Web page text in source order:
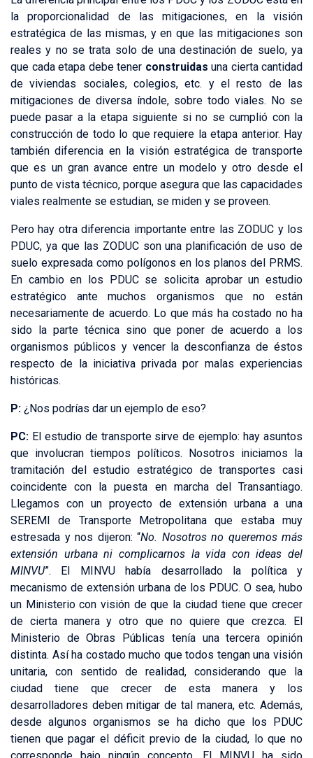
la proporcionalidad de las mitigaciones, en la visión
estratégica de las mismas, y en que las mitigaciones son
reales y no se trata solo de una destinación de suelo, ya
que cada etapa debe tener construidas una cierta cantidad
de viviendas sociales, colegios, etc. y el resto de las
mitigaciones de diversa índole, sobre todo viales. No se
puede pasar a la etapa siguiente si no se cumplió con la
construcción de todo lo que requiere la etapa anterior. Hay
también diferencia en la visión estratégica de transporte
que es un gran avance entre un modelo y otro desde el
punto de vista técnico, porque asegura que las capacidades
viales realmente se estudian, se miden y se proveen.
Pero hay otra diferencia importante entre las ZODUC y los
PDUC, ya que las ZODUC son una planificación de uso de
suelo expresada como polígonos en los planos del PRMS.
En cambio en los PDUC se solicita aprobar un estudio
estratégico ante muchos organismos que no están
necesariamente de acuerdo. Lo que más ha costado no ha
sido la parte técnica sino que poner de acuerdo a los
organismos públicos y vencer la desconfianza de éstos
respecto de la iniciativa privada por malas experiencias
históricas.
P: ¿Nos podrías dar un ejemplo de eso?
PC: El estudio de transporte sirve de ejemplo: hay asuntos
que involucran tiempos políticos. Nosotros iniciamos la
tramitación del estudio estratégico de transportes casi
coincidente con la puesta en marcha del Transantiago.
Llegamos con un proyecto de extensión urbana a una
SEREMI de Transporte Metropolitana que estaba muy
estresada y nos dijeron: “No. Nosotros no queremos más
extensión urbana ni complicarnos la vida con ideas del
MINVU”. El MINVU había desarrollado la política y
mecanismo de extensión urbana de los PDUC. O sea, hubo
un Ministerio con visión de que la ciudad tiene que crecer
de cierta manera y otro que no quiere que crezca. El
Ministerio de Obras Públicas tenía una tercera opinión
distinta. Así ha costado mucho que todos tengan una visión
unitaria, con sentido de realidad, considerando que la
ciudad tiene que crecer de esta manera y los
desarrolladores deben mitigar de tal manera, etc. Además,
desde algunos organismos se ha dicho que los PDUC
tienen que pagar el déficit previo de la ciudad, lo que no